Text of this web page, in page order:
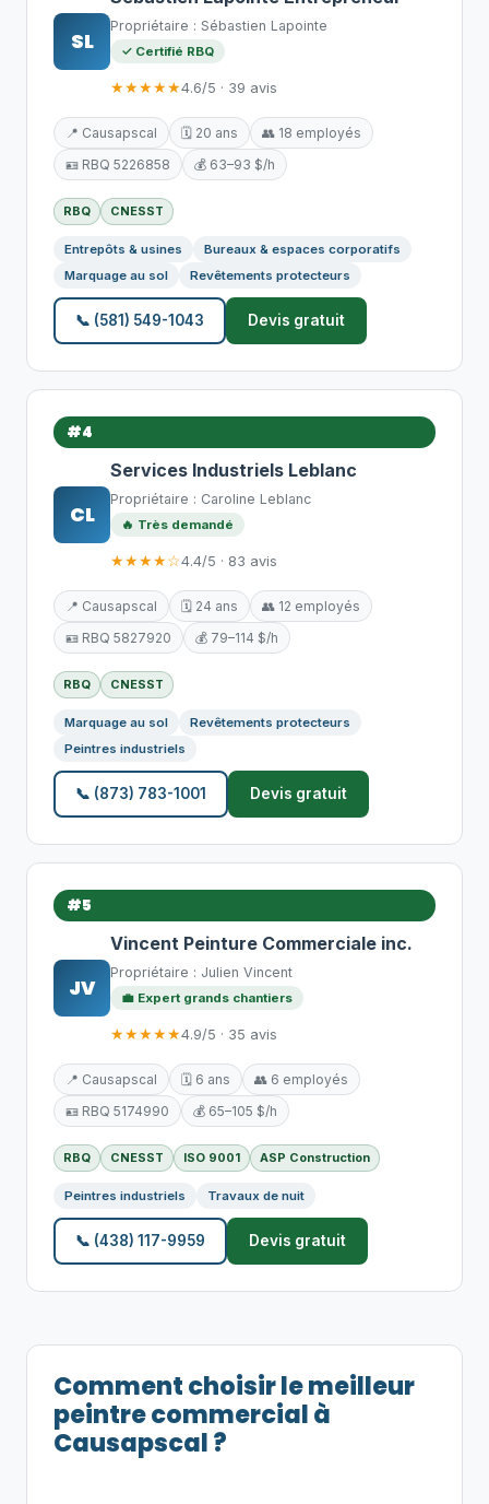
SL
Propriétaire : Sébastien Lapointe
✓ Certifié RBQ
★★★★★4.6/5 · 39 avis
📍 Causapscal 🗓️ 20 ans
👥 18 employés
🪪 RBQ 5226858
💰 63–93 $/h
RBQ CNESST
Entrepôts & usines
Bureaux & espaces corporatifs
Marquage au sol
Revêtements protecteurs
📞 (581) 549-1043 Devis gratuit
#4
CL
Services Industriels Leblanc
Propriétaire : Caroline Leblanc
🔥 Très demandé
★★★★☆4.4/5 · 83 avis
📍 Causapscal 🗓️ 24 ans
👥 12 employés
🪪 RBQ 5827920
💰 79–114 $/h
RBQ CNESST
Marquage au sol
Revêtements protecteurs
Peintres industriels
📞 (873) 783-1001 Devis gratuit
#5
JV
Vincent Peinture Commerciale inc.
Propriétaire : Julien Vincent
💼 Expert grands chantiers
★★★★★4.9/5 · 35 avis
📍 Causapscal 🗓️ 6 ans
👥 6 employés
🪪 RBQ 5174990
💰 65–105 $/h
RBQ CNESST ISO 9001 ASP Construction
Peintres industriels Travaux de nuit
📞 (438) 117-9959 Devis gratuit
Comment choisir le meilleur
peintre commercial à
Causapscal ?